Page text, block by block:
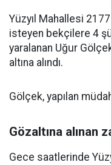
Yüzyıl Mahallesi
isteyen bekçilere 4
yaralanan Uğur
altına alındı.
Gölçek, yapılan
Gözaltına alınan
Gece saatlerinde